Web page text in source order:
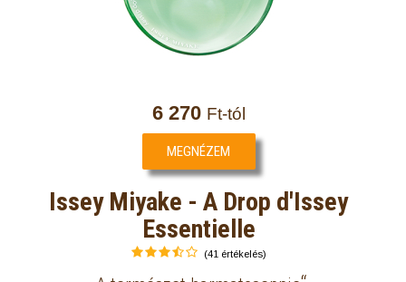
6 270 Ft-tól
MEGNÉZEM
Issey Miyake - A Drop d'Issey
Essentielle
(41 értékelés)